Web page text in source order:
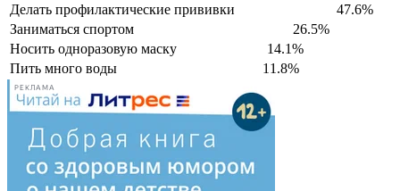
Делать профилактические прививки
47.6%
Заниматься спортом
26.5%
Носить одноразовую маску
14.1%
Пить много воды
11.8%
РЕКЛАМА